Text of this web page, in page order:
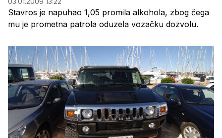
Stavros je napuhao 1,05 promila alkohola, zbog čega
mu je prometna patrola oduzela vozačku dozvolu.